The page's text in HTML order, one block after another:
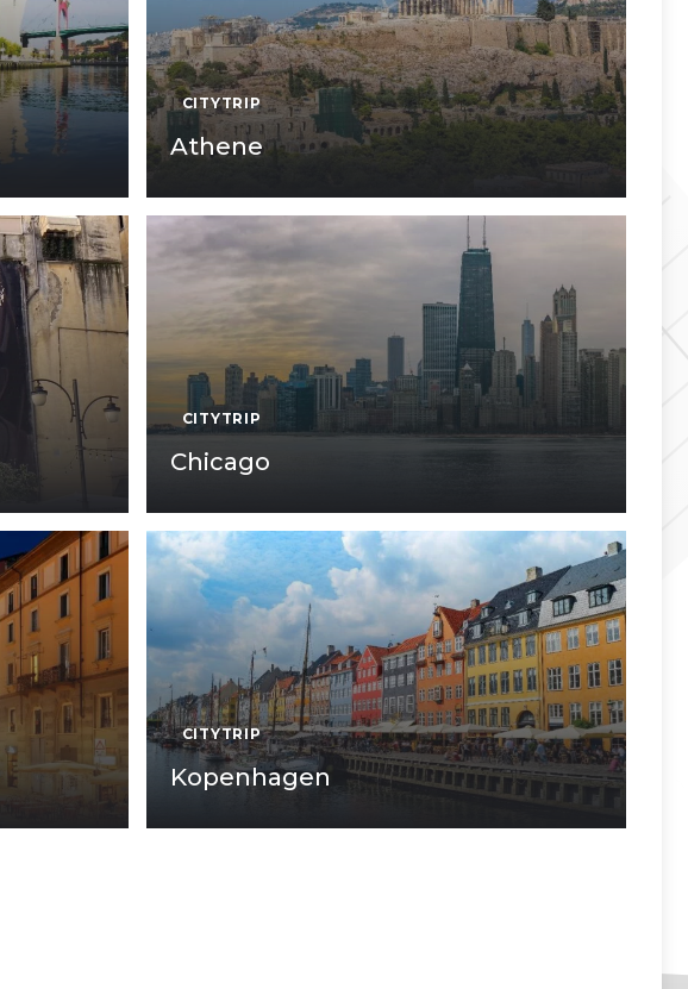
CITYTRIP
Athene
CITYTRIP
Chicago
CITYTRIP
Kopenhagen